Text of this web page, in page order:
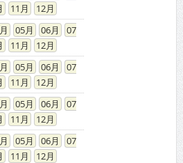
11
12
05 06
07
11
12
05 06
07
11
12
05 06
07
11
12
05 06
07
11
12